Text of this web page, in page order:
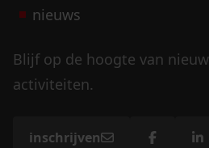
nieuws
Blijf op de hoogte van
activiteiten.
inschrijven